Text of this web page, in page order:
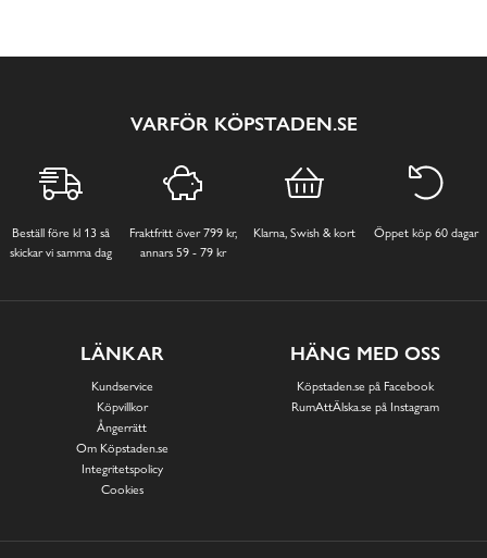
VARFÖR KÖPSTADEN.SE
Beställ före kl 13 så
skickar vi samma dag
Fraktfritt över 799 kr,
annars 59 - 79 kr
Klarna, Swish & kort Öppet köp 60 dagar
LÄNKAR
Kundservice
Köpvillkor
Ångerrätt
Om Köpstaden.se
Integritetspolicy
Cookies
HÄNG MED OSS
Köpstaden.se på Facebook
RumAttÄlska.se på Instagram